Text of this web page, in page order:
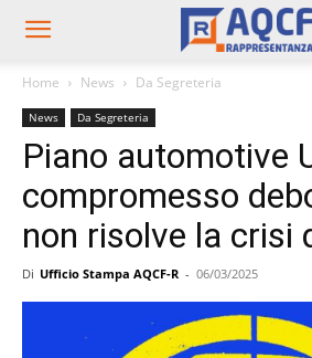
Home News Da Segreteria
News Da Segreteria
Piano automotive
compromesso
non risolve la crisi
Di Ufficio Stampa AQCF-R - 06/03/2025